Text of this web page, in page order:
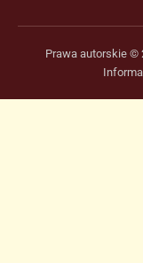
Prawa autorskie ©